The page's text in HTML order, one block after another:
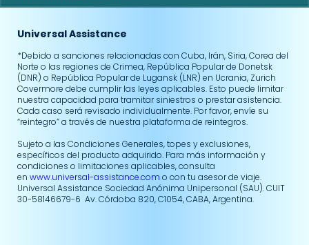
Universal Assistance
*Debido a sanciones relacionadas con Cuba, Irán, Siria, Corea del
Norte o las regiones de Crimea, República Popular de Donetsk
(DNR) o República Popular de Lugansk (LNR) en Ucrania, Zurich
Covermore debe cumplir las leyes aplicables. Esto puede limitar
nuestra capacidad para tramitar siniestros o prestar asistencia.
Cada caso será revisado individualmente. Por favor, envíe su
“reintegro” a través de nuestra plataforma de reintegros.
Sujeto a las Condiciones Generales, topes y exclusiones,
específicos del producto adquirido. Para más información y
condiciones o limitaciones aplicables, consulta
en www.universal-assistance.com o con tu asesor de viaje.
Universal Assistance Sociedad Anónima Unipersonal (SAU). CUIT
30-58146679-6 Av. Córdoba 820, C1054, CABA, Argentina.